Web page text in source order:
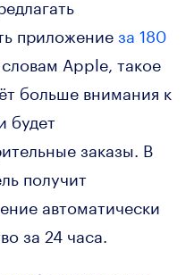
приложениеза 180
Apple, такое
больше внимания к
будет
заказы. В
получит
автоматически
за 24 часа.